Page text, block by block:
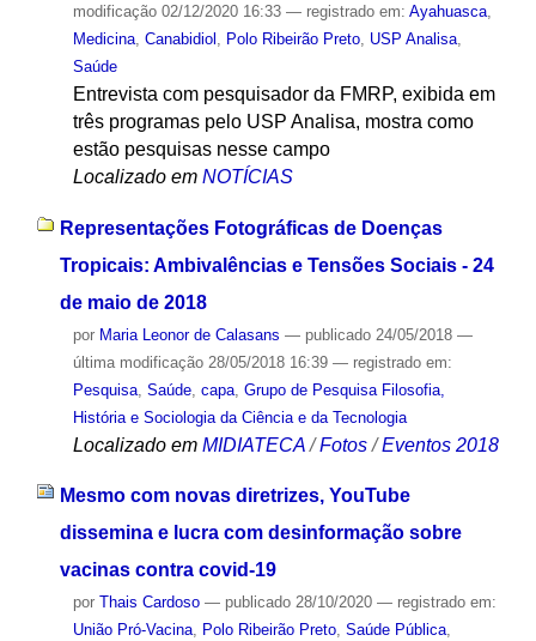
modificação02/12/2020 16:33 — registrado em: Ayahuasca,
Medicina, Canabidiol Polo Ribeirão Preto, USP Analisa,
Saúde
Entrevista com pesquisador da FMRP, exibida em
três programas pelo USP Analisa, mostra como
estão pesquisas nesse campo
Localizado em NOTÍCIAS
Representações Fotográficas de Doenças
Tropicais: Ambivalências e Tensões Sociais - 24
de maio de 2018
por Maria Leonor de Calasans — publicado24/05/2018 —
última modificação28/05/2018 16:39 — registrado em:
Pesquisa, Saúde, capa, Grupo de Pesquisa Filosofia,
História e Sociologia da Ciência e da Tecnologia
Localizado em MIDIATECA /Fotos /Eventos 2018
Mesmo com novas diretrizes, YouTube
dissemina e lucra com desinformação sobre
vacinas contra covid-19
por Thais Cardoso — publicado28/10/2020 — registrado em:
União Pró-Vacina, Polo Ribeirão Preto, Saúde Pública,